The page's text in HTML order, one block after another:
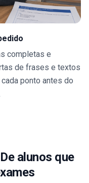
completas e
de frases e textos
ponto antes do
De alunos que